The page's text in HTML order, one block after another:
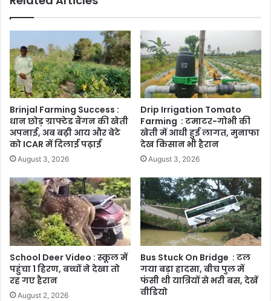
Brinjal Farming Success :
धान छोड़ ग्राफ्टेड बैंगन की खेती
अपनाई, अब बढ़ी आय और बेटे
को ICAR में दिलाई पढ़ाई
August 3, 2026
Drip Irrigation Tomato
Farming : टमाटर-गोभी की
खेती में आधी हुई लागत, मुनाफा
देख किसान भी हैरान
August 3, 2026
School Deer Video : स्कूल में
पहुंचा 1 हिरण, बच्चों ने देखा तो
रह गए हैरान
August 2, 2026
Bus Stuck On Bridge : टल
गया बड़ा हादसा, बीच पुल में
फंसी थी यात्रियों से भरी बस, देखें
वीडियो